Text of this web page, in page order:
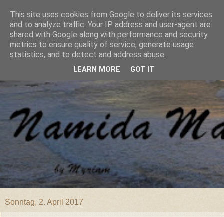
Sonntag, 2. April 2017
This site uses cookies from Google to deliver its services
and to analyze traffic. Your IP address and user-agent are
shared with Google along with performance and security
metrics to ensure quality of service, generate usage
statistics, and to detect and address abuse.
LEARN MORE GOT IT